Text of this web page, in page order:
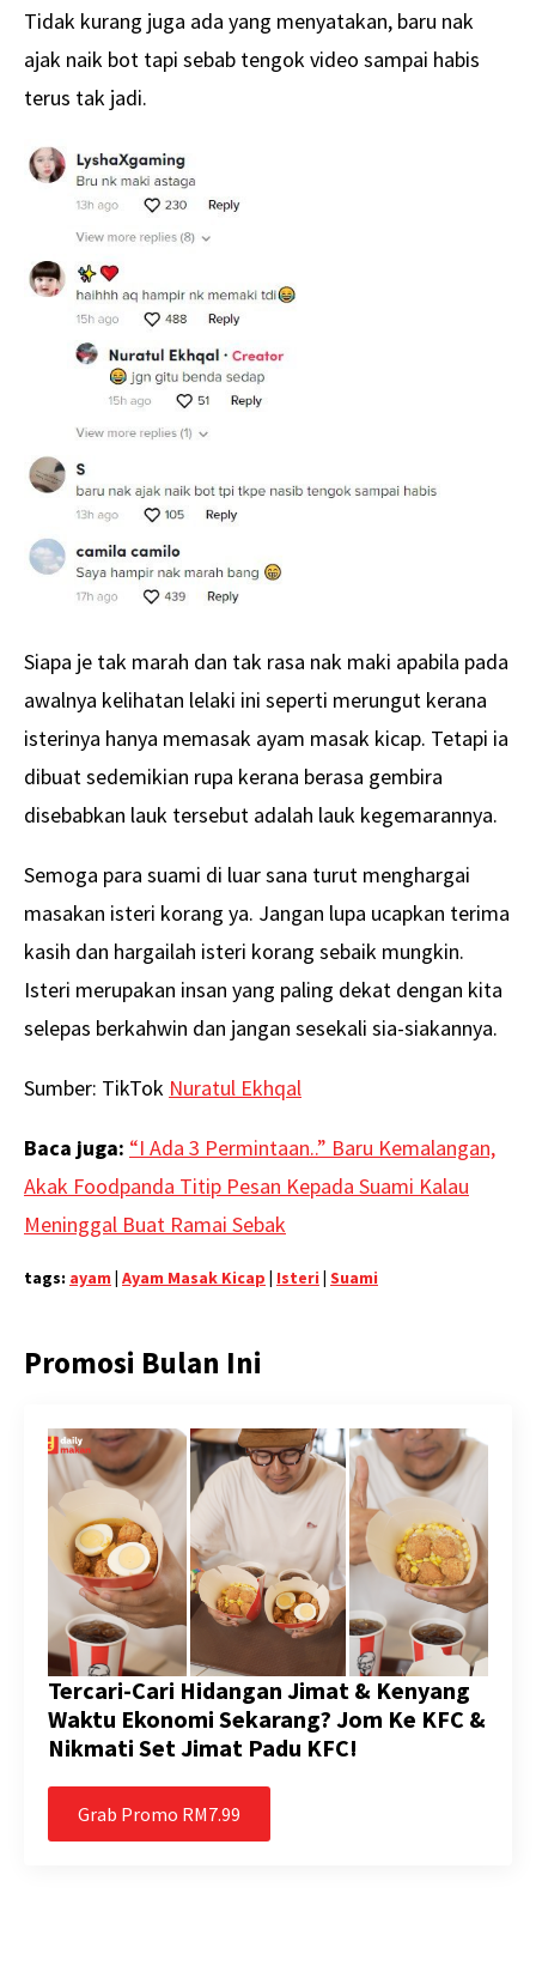
Tidak kurang juga ada yang menyatakan, baru nak
ajak naik bot tapi sebab tengok video sampai habis
terus tak jadi.
Siapa je tak marah dan tak rasa nak maki apabila pada
awalnya kelihatan lelaki ini seperti merungut kerana
isterinya hanya memasak ayam masak kicap. Tetapi ia
dibuat sedemikian rupa kerana berasa gembira
disebabkan lauk tersebut adalah lauk kegemarannya.
Semoga para suami di luar sana turut menghargai
masakan isteri korang ya. Jangan lupa ucapkan terima
kasih dan hargailah isteri korang sebaik mungkin.
Isteri merupakan insan yang paling dekat dengan kita
selepas berkahwin dan jangan sesekali sia-siakannya.
Sumber: TikTok Nuratul Ekhqal
Baca juga: “I Ada 3 Permintaan..” Baru Kemalangan,
Akak Foodpanda Titip Pesan Kepada Suami Kalau
Meninggal Buat Ramai Sebak
tags: ayam | Ayam Masak Kicap | Isteri | Suami
Promosi Bulan Ini
Tercari-Cari Hidangan Jimat & Kenyang
Waktu Ekonomi Sekarang? Jom Ke KFC &
Nikmati Set Jimat Padu KFC!
Grab Promo RM7.99